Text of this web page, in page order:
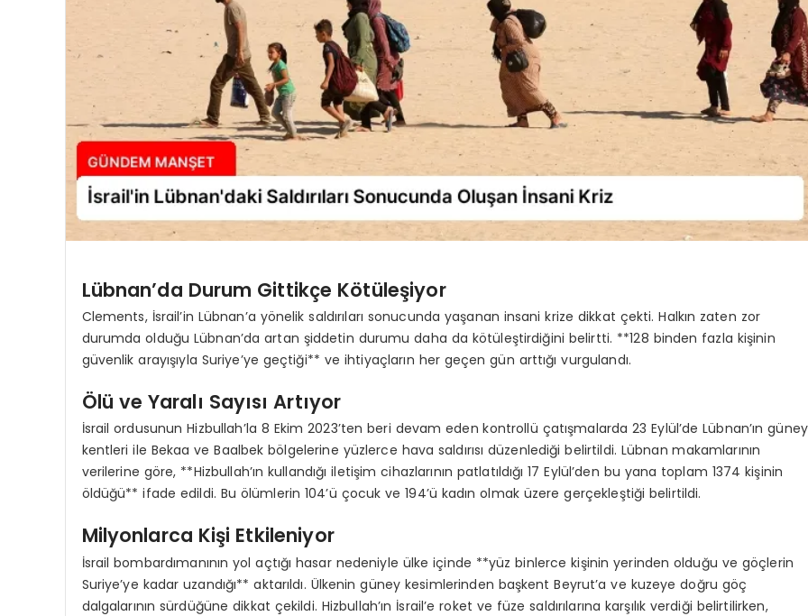
Lübnan’da Durum Gittikçe Kötüleşiyor
Clements, İsrail’in Lübnan’a yönelik saldırıları sonucunda yaşanan insani krize dikkat çekti. Halkın zaten zor
durumda olduğu Lübnan’da artan şiddetin durumu daha da kötüleştirdiğini belirtti. **128 binden fazla kişinin
güvenlik arayışıyla Suriye’ye geçtiği** ve ihtiyaçların her geçen gün arttığı vurgulandı.
Ölü ve Yaralı Sayısı Artıyor
İsrail ordusunun Hizbullah’la 8 Ekim 2023’ten beri devam eden kontrollü çatışmalarda 23 Eylül’de Lübnan’ın güney
kentleri ile Bekaa ve Baalbek bölgelerine yüzlerce hava saldırısı düzenlediği belirtildi. Lübnan makamlarının
verilerine göre, **Hizbullah’ın kullandığı iletişim cihazlarının patlatıldığı 17 Eylül’den bu yana toplam 1374 kişinin
öldüğü** ifade edildi. Bu ölümlerin 104’ü çocuk ve 194’ü kadın olmak üzere gerçekleştiği belirtildi.
Milyonlarca Kişi Etkileniyor
İsrail bombardımanının yol açtığı hasar nedeniyle ülke içinde **yüz binlerce kişinin yerinden olduğu ve göçlerin
Suriye’ye kadar uzandığı** aktarıldı. Ülkenin güney kesimlerinden başkent Beyrut’a ve kuzeye doğru göç
dalgalarının sürdüğüne dikkat çekildi. Hizbullah’ın İsrail’e roket ve füze saldırılarına karşılık verdiği belirtilirken,